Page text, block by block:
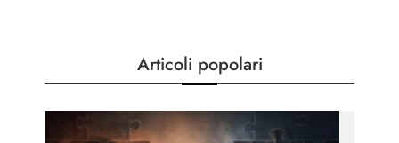
Articoli popolari